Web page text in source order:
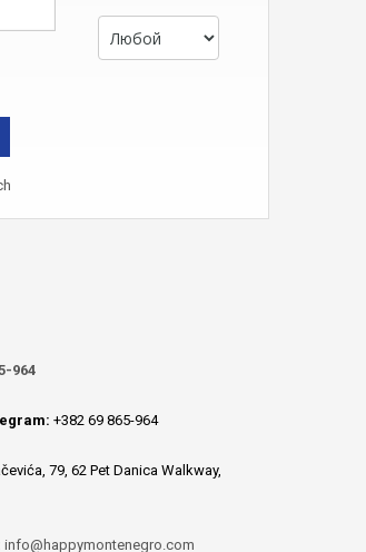
964
+382 69 865-964
79, 62 Pet Danica Walkway,
info@happymontenegro.com